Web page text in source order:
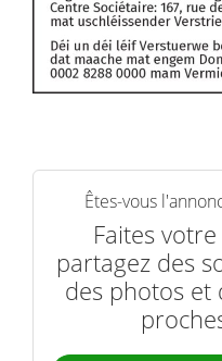
Êtes-vous
Faites
partagez des
des photos et